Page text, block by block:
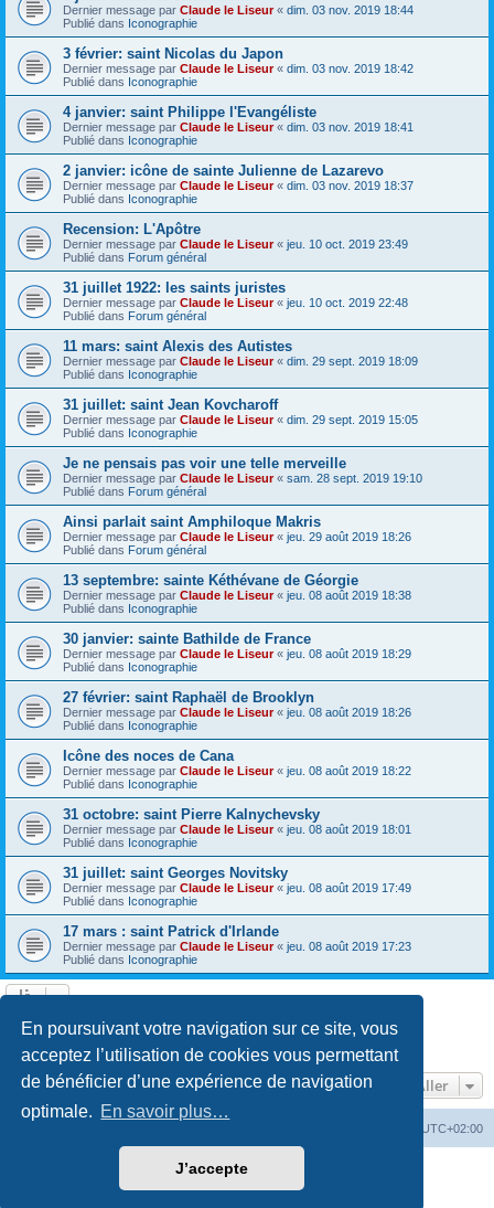
En poursuivant votre navigation sur ce site, vous
acceptez l’utilisation de cookies vous permettant
de bénéficier d’une expérience de navigation
optimale. En savoir plus…
J’accepte
Dernier message par Claude le Liseur« dim. 03 nov. 2019 18:44
Publié dans Iconographie
3 février: saint Nicolas du Japon
Dernier message par Claude le Liseur« dim. 03 nov. 2019 18:42
Publié dans Iconographie
4 janvier: saint Philippe l'Evangéliste
Dernier message par Claude le Liseur« dim. 03 nov. 2019 18:41
Publié dans Iconographie
2 janvier: icône de sainte Julienne de Lazarevo
Dernier message par Claude le Liseur« dim. 03 nov. 2019 18:37
Publié dans Iconographie
Recension: L'Apôtre
Dernier message par Claude le Liseur« jeu. 10 oct. 2019 23:49
Publié dans Forum général
31 juillet 1922: les saints juristes
Dernier message par Claude le Liseur« jeu. 10 oct. 2019 22:48
Publié dans Forum général
11 mars: saint Alexis des Autistes
Dernier message par Claude le Liseur« dim. 29 sept. 2019 18:09
Publié dans Iconographie
31 juillet: saint Jean Kovcharoff
Dernier message par Claude le Liseur« dim. 29 sept. 2019 15:05
Publié dans Iconographie
Je ne pensais pas voir une telle merveille
Dernier message par Claude le Liseur« sam. 28 sept. 2019 19:10
Publié dans Forum général
Ainsi parlait saint Amphiloque Makris
Dernier message par Claude le Liseur« jeu. 29 août 2019 18:26
Publié dans Forum général
13 septembre: sainte Kéthévane de Géorgie
Dernier message par Claude le Liseur« jeu. 08 août 2019 18:38
Publié dans Iconographie
30 janvier: sainte Bathilde de France
Dernier message par Claude le Liseur« jeu. 08 août 2019 18:29
Publié dans Iconographie
27 février: saint Raphaël de Brooklyn
Dernier message par Claude le Liseur« jeu. 08 août 2019 18:26
Publié dans Iconographie
Icône des noces de Cana
Dernier message par Claude le Liseur« jeu. 08 août 2019 18:22
Publié dans Iconographie
31 octobre: saint Pierre Kalnychevsky
Dernier message par Claude le Liseur« jeu. 08 août 2019 18:01
Publié dans Iconographie
31 juillet: saint Georges Novitsky
Dernier message par Claude le Liseur« jeu. 08 août 2019 17:49
Publié dans Iconographie
17 mars : saint Patrick d'Irlande
Dernier message par Claude le Liseur« jeu. 08 août 2019 17:23
Publié dans Iconographie
Page1sur20
3
Aller
UTC+02:00
phpBB® Forum Software © phpBB Limited
©